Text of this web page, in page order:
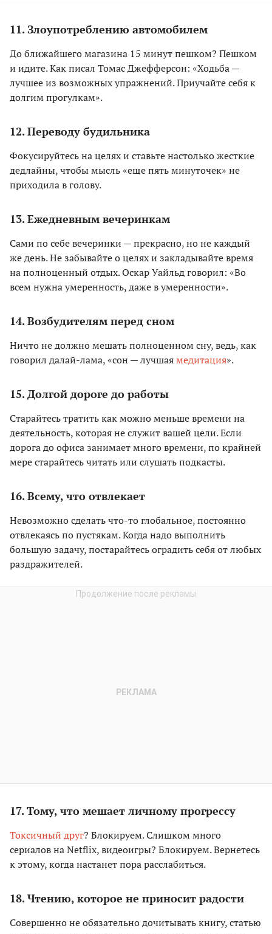
11. Злоупотреблению автомобилем
До ближайшего магазина 15 минут пешком? Пешком
и идите. Как писал Томас Джефферсон: «Ходьба —
лучшее из возможных упражнений. Приучайте себя к
долгим прогулкам».
12. Переводу будильника
Фокусируйтесь на целях и ставьте настолько жесткие
дедлайны, чтобы мысль «еще пять минуточек» не
приходила в голову.
13. Ежедневным вечеринкам
Сами по себе вечеринки — прекрасно, но не каждый
же день. Не забывайте о целях и закладывайте время
на полноценный отдых. Оскар Уайльд говорил: «Во
всем нужна умеренность, даже в умеренности».
14. Возбудителям перед сном
Ничто не должно мешать полноценном сну, ведь, как
говорил далай-лама, «сон — лучшаямедитация».
15. Долгой дороге до работы
Старайтесь тратить как можно меньше времени на
деятельность, которая не служит вашей цели. Если
дорога до офиса занимает много времени, по крайней
мере старайтесь читать или слушать подкасты.
16. Всему, что отвлекает
Невозможно сделать что-то глобальное, постоянно
отвлекаясь по пустякам. Когда надо выполнить
большую задачу, постарайтесь оградить себя от любых
раздражителей.
17. Тому, что мешает личному прогрессу
Токсичный друг? Блокируем. Слишком много
сериалов на Netflix, видеоигры? Блокируем. Вернетесь
к этому, когда настанет пора расслабиться.
18. Чтению, которое не приносит радости
Совершенно не обязательно дочитывать книгу, статью